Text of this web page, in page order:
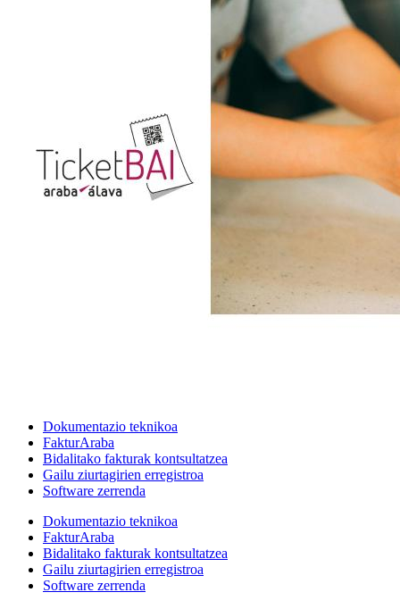
Dokumentazio teknikoa
FakturAraba
Bidalitako fakturak kontsultatzea
Gailu ziurtagirien erregistroa
Software zerrenda
Dokumentazio teknikoa
FakturAraba
Bidalitako fakturak kontsultatzea
Gailu ziurtagirien erregistroa
Software zerrenda